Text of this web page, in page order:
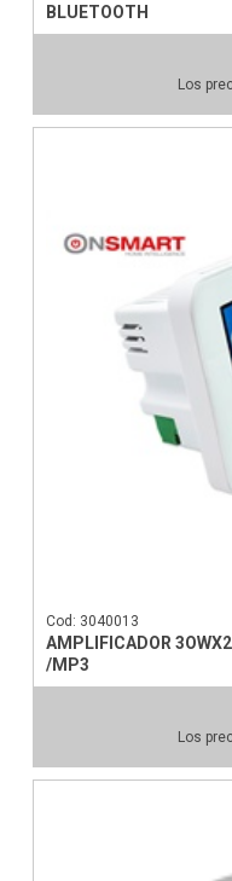
BLUETOOTH
Los
Cod: 3040013
AMPLIFICADOR
/MP3
Los